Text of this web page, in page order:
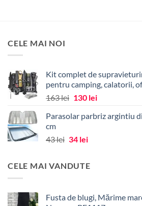
CELE MAI NOI
Kit complet de
pentru camping, calatorii,
163lei Prețul
a
163 lei.
130 leiPrețul
este:
Parasolar parbriz argintiu
cm
43lei Prețul
fost:
34 leiPrețul
34 lei.
CELE MAI VANDUTE
Fusta de blugi, Mărime